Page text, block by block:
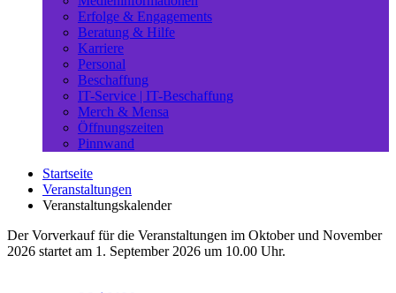
Erfolge & Engagements
Beratung & Hilfe
Karriere
Personal
Beschaffung
IT-Service | IT-Beschaffung
Merch & Mensa
Öffnungszeiten
Pinnwand
Startseite
Veranstaltungen
Veranstaltungskalender
Der Vorverkauf für die Veranstaltungen im Oktober und November
2026 startet am 1. September 2026 um 10.00 Uhr.